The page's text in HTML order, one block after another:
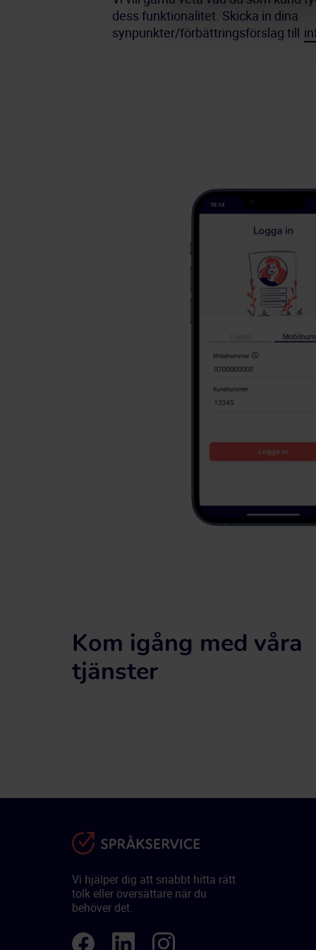
dess funktionalitet. Skicka in dina
synpunkter/förbättringsförslag till
Kom igång med våra
tjänster
Vi hjälper dig att snabbt hitta rätt
tolk eller översättare när du
behöver det.